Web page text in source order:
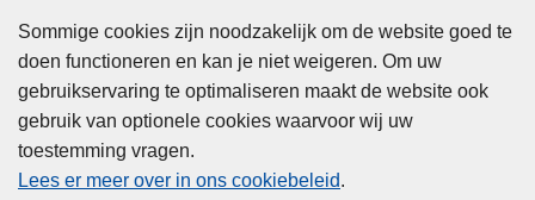
Sommige cookies zijn noodzakelijk om de website goed te
doen functioneren en kan je niet weigeren. Om uw
gebruikservaring te optimaliseren maakt de website ook
gebruik van optionele cookies waarvoor wij uw
toestemming vragen.
Lees er meer over in ons cookiebeleid.
Privacy